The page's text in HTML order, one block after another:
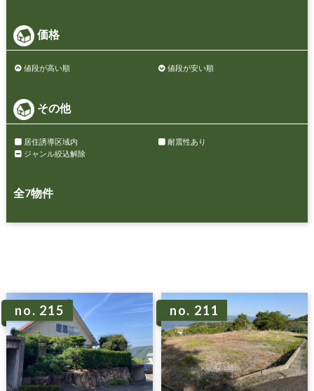
価格
値段が高い順 値段が安い順
その他
居住誘導区域内
耐震性あり
ジャンル絞込解除
全7物件
no. 215 no. 211